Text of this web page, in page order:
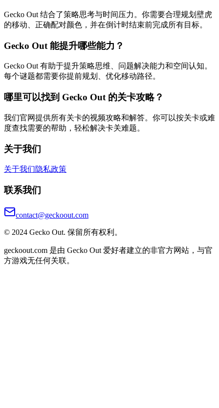
Gecko Out 结合了策略思考与时间压力。你需要合理规划壁虎
的移动、正确配对颜色，并在倒计时结束前完成所有目标。
Gecko Out 能提升哪些能力？
Gecko Out 有助于提升策略思维、问题解决能力和空间认知。
每个谜题都需要你提前规划、优化移动路径。
哪里可以找到 Gecko Out 的关卡攻略？
我们官网提供所有关卡的视频攻略和解答。你可以按关卡或难
度查找需要的帮助，轻松解决卡关难题。
关于我们
关于我们隐私政策
联系我们
contact@geckoout.com
© 2024 Gecko Out. 保留所有权利。
geckoout.com 是由 Gecko Out 爱好者建立的非官方网站，与官
方游戏无任何关联。